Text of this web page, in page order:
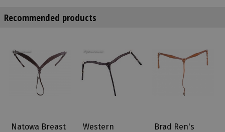
Recommended products
Natowa Breast
Western
Brad Ren's